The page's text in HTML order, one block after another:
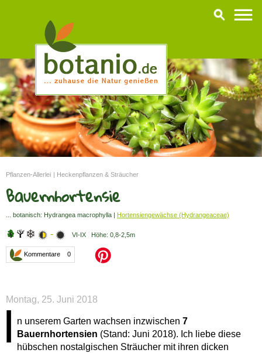
Pflanzen-Allerlei Heckenpflanzen & Sträucher
Bauernhortensie
... botanisch: Hydrangea macrophylla | Hortensiengewächse (Hydrangeaceae)
- VI-IX Höhe: 0,8-2,5m
Kommentare 0
Montag, 25. Juni 2018
I n unserem Garten wachsen inzwischen 7
Bauernhortensien (Stand: Juni 2018). Ich liebe diese
hübschen nostalgischen Sträucher mit ihren dicken